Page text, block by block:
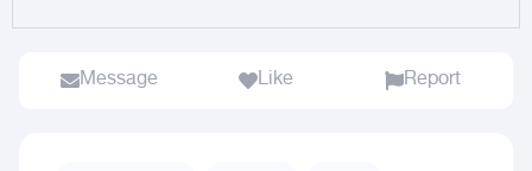
Message Like Report